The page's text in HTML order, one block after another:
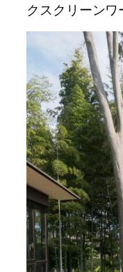
クスクリーンワ